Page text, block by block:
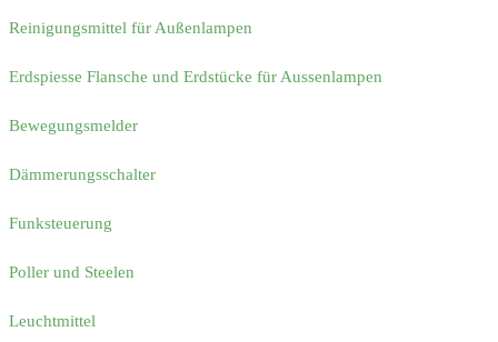
Reinigungsmittel für Außenlampen
Erdspiesse Flansche und Erdstücke für Aussenlampen
Bewegungsmelder
Dämmerungsschalter
Funksteuerung
Poller und Steelen
Leuchtmittel